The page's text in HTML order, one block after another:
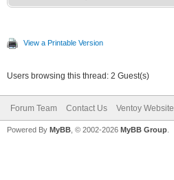
View a Printable Version
Users browsing this thread: 2 Guest(s)
Forum Team Contact Us Ventoy Website
Powered By MyBB , © 2002-2026 MyBB Group